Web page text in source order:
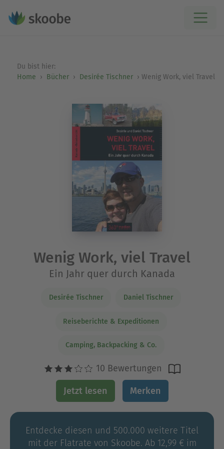
Du bist hier:
Home
Bücher Desirée Tischner Wenig Work, viel Travel
Wenig Work, viel Travel
Ein Jahr quer durch Kanada
Desirée Tischner Daniel Tischner
Reiseberichte & Expeditionen
Camping, Backpacking & Co.
10 Bewertungen
Jetzt lesen Merken
Entdecke diesen und 500.000 weitere Titel
mit der Flatrate von Skoobe. Ab 12,99 € im